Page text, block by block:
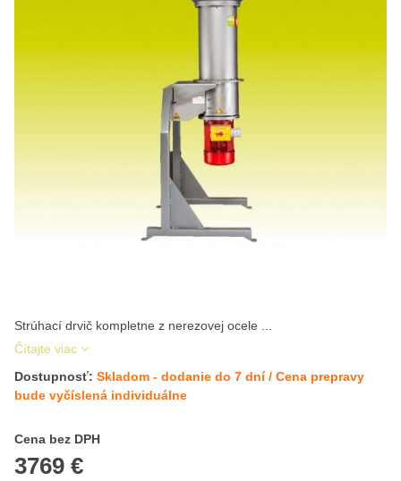
Strúhací drvič kompletne z nerezovej ocele ...
Čítajte viac
Dostupnosť: Skladom - dodanie do 7 dní / Cena prepravy
bude vyčíslená individuálne
Cena bez DPH
3769 €
Cena s DPH